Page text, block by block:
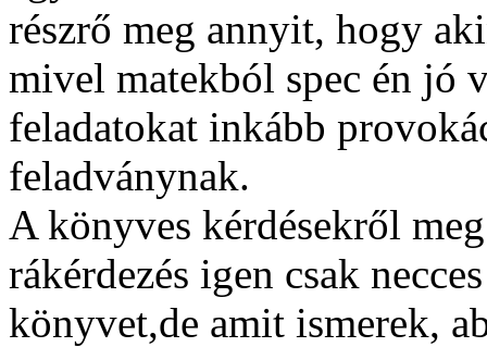
részrő meg annyit, hogy
mivel matekból spec én jó
feladatokat inkább
feladványnak.
A könyves kérdésekről
rákérdezés igen csak
könyvet,de amit ismerek,